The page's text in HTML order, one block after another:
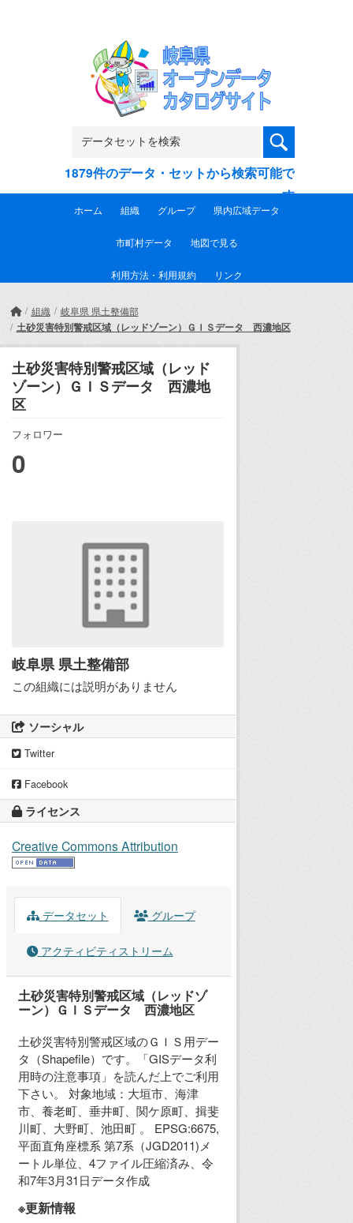
1879件のデータ・セットから検索可能で
す
ホーム 組織 グループ 県内広域データ
市町村データ 地図で見る
利用方法・利用規約 リンク
組織 岐阜県 県土整備部
土砂災害特別警戒区域（レッドゾーン）ＧＩＳデータ 西濃地区
土砂災害特別警戒区域（レッド
ゾーン）ＧＩＳデータ 西濃地
区
フォロワー
0
岐阜県 県土整備部
この組織には説明がありません
ソーシャル
Twitter
Facebook
ライセンス
Creative Commons Attribution
データセット グループ
アクティビティストリーム
土砂災害特別警戒区域（レッドゾ
ーン）ＧＩＳデータ 西濃地区
土砂災害特別警戒区域のＧＩＳ用デー
タ（Shapefile）です。「GISデータ利
用時の注意事項」を読んだ上でご利用
下さい。 対象地域：大垣市、海津
市、養老町、垂井町、関ケ原町、揖斐
川町、大野町、池田町 。 EPSG:6675,
平面直角座標系 第7系（JGD2011)メ
ートル単位、4ファイル圧縮済み、令
和7年3月31日データ作成
※更新情報